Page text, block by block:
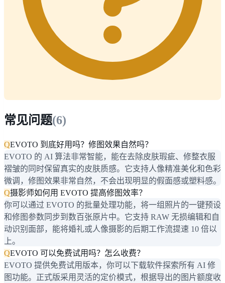
常见问题(6)
QEVOTO 到底好用吗？修图效果自然吗？
EVOTO 的 AI 算法非常智能，能在去除皮肤瑕疵、修整衣服
褶皱的同时保留真实的皮肤质感。它支持人像精准美化和色彩
微调，修图效果非常自然，不会出现明显的假面感或塑料感。
Q摄影师如何用 EVOTO 提高修图效率？
你可以通过 EVOTO 的批量处理功能，将一组照片的一键预设
和修图参数同步到数百张原片中。它支持 RAW 无损编辑和自
动识别面部，能将婚礼或人像摄影的后期工作流提速 10 倍以
上。
QEVOTO 可以免费试用吗？怎么收费？
EVOTO 提供免费试用版本，你可以下载软件探索所有 AI 修
图功能。正式版采用灵活的定价模式，根据导出的图片额度收